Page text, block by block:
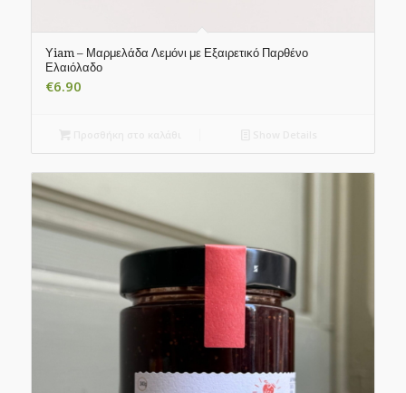
Υiam – Μαρμελάδα Λεμόνι με Εξαιρετικό Παρθένο
Ελαιόλαδο
€6.90